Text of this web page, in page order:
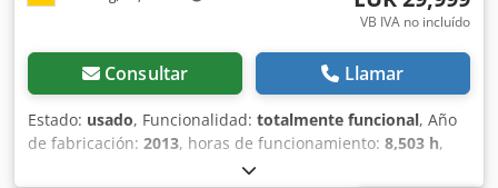
VB IVA no incluído
Consultar Llamar
Estado: usado, Funcionalidad: totalmente funcional, Año
de fabricación: 2013, horas de funcionamiento: 8,503 h,
3,000 kg, altura de elevación: